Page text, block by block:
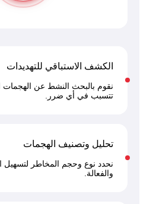
الكشف الاستباقي للتهديدات
نقوم بالبحث النشط عن الهجمات
تتسبب في أي ضرر.
تحليل وتصنيف الهجمات
نحدد نوع وحجم المخاطر لتسهيل
والفعالة.